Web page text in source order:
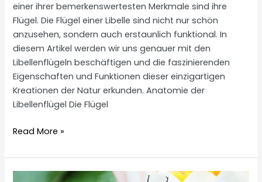
einer ihrer bemerkenswertesten Merkmale sind ihre
Flügel. Die Flügel einer Libelle sind nicht nur schön
anzusehen, sondern auch erstaunlich funktional. In
diesem Artikel werden wir uns genauer mit den
Libellenflügeln beschäftigen und die faszinierenden
Eigenschaften und Funktionen dieser einzigartigen
Kreationen der Natur erkunden. Anatomie der
Libellenflügel Die Flügel
Libellenflügel
Read More »